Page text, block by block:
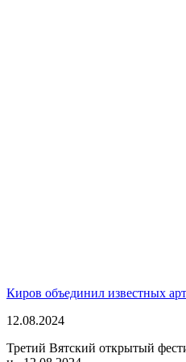
Киров объединил известных
12.08.2024
Третий Вятский открытый